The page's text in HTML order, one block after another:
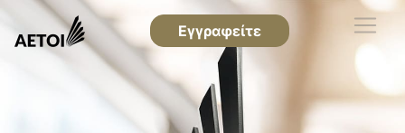
Εγγραφείτε